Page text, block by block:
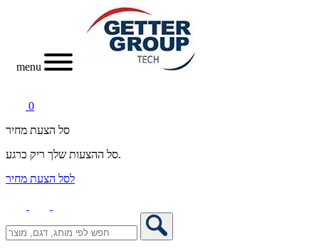
menu
0
סל הצעת מחיר
סל ההצעות שלך ריק כרגע.
לסל הצעת מחיר